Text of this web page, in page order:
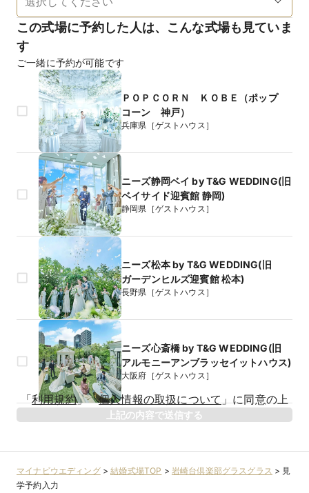
この式場に予約した人は、こんな式場も見ていま
す
ご一緒に予約が可能です
ＰＯＰＣＯＲＮ ＫＯＢＥ（ポップ
コーン 神戸）
兵庫県［ゲストハウス］
ニーズ静岡ベイ by T&G WEDDING(旧
ベイサイド迎賓館 静岡)
静岡県［ゲストハウス］
ニーズ松本 by T&G WEDDING(旧
ガーデンヒルズ迎賓館 松本)
長野県［ゲストハウス］
ニーズ心斎橋 by T&G WEDDING(旧
アルモニーアンブラッセイットハウス)
大阪府［ゲストハウス］
生年月日
年
「利用規約」「個人情報の取扱について」に同意の上
上記の内容で送信する
マイナビウエディング>結婚式場TOP > 岩崎台倶楽部グラスグラス > 見
学予約入力